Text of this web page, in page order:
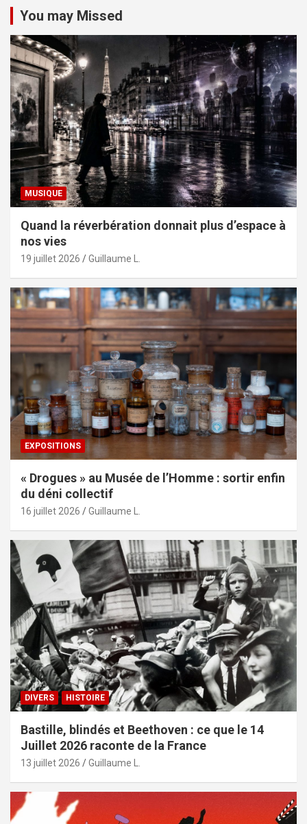
You may Missed
MUSIQUE
Quand la réverbération donnait plus d’espace à
nos vies
19 juillet 2026 Guillaume L.
EXPOSITIONS
« Drogues » au Musée de l’Homme : sortir enfin
du déni collectif
16 juillet 2026 Guillaume L.
DIVERS HISTOIRE
Bastille, blindés et Beethoven : ce que le 14
Juillet 2026 raconte de la France
13 juillet 2026 Guillaume L.